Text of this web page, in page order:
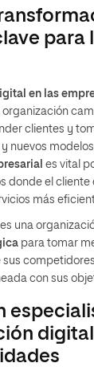
para
en las
clientes y
nuevos modelos
es vital
donde el cliente
más
una
para tomar
con sus